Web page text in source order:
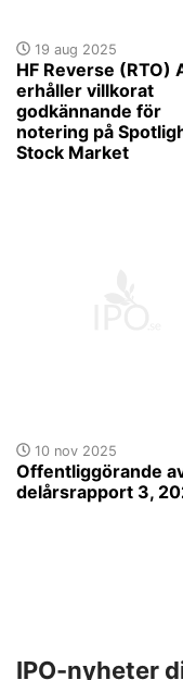
19 aug 2025
HF Reverse (RTO)
erhåller villkorat
godkännande för
notering på
Stock Market
10 nov 2025
Offentliggörande
delårsrapport 3,
IPO-nyheter